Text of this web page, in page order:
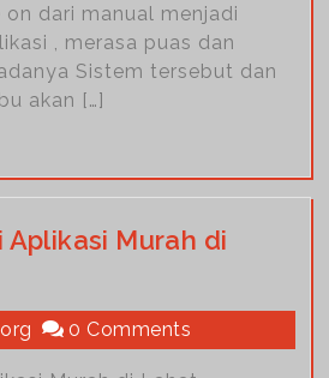
dari manual menjadi
, merasa puas dan
Sistem tersebut dan
akan […]
Aplikasi Murah di
0 Comments